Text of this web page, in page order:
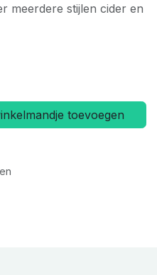
meerdere stijlen cider en
toevoegen